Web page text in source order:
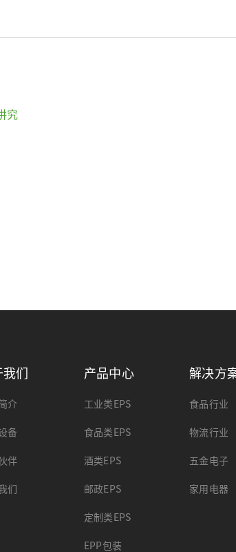
究
们
介
备
伴
们
产品中心
工业类EPS
食品类EPS
酒类EPS
邮政EPS
定制类EPS
EPP包装
解决方
食品行业
物流行业
五金电子
家用电器